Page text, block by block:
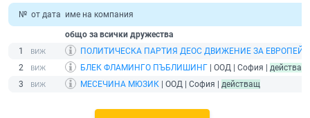
№ от дата име на компания
общо за всички дружества
1
ПОЛИТИЧЕСКА ПАРТИЯ ДЕОС ДВИЖЕНИЕ ЗА
2
БЛЕК ФЛАМИНГО ПЪБЛИШИНГ | ООД | София | действащ
3
МЕСЕЧИНА МЮЗИК | ООД | София | действащ